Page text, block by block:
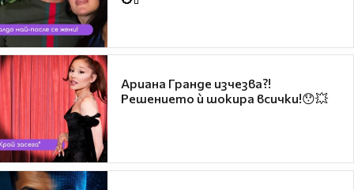
Ариана Гранде изчезва?!
Решението ѝ шокира всички!😯💥